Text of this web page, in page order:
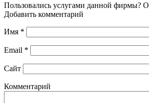
Пользовались услугами данной фирмы?
Добавить комментарий
Имя *
Email *
Сайт
Комментарий